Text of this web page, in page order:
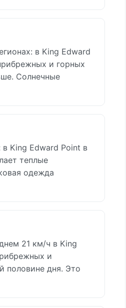
в King Edward
и горных
Солнечные
King Edward Point в
теплые
одежда
21 км/ч в King
и
половине дня. Это